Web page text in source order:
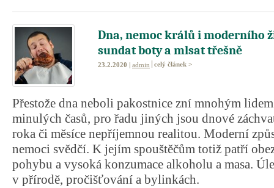
Dna, nemoc králů i moderního
sundat boty a mlsat třešně
23.2.2020 | admin celý článek >
Přestože dna neboli pakostnice zní mnohým
minulých časů, pro řadu jiných jsou dnové
roka či měsíce nepříjemnou realitou. Moderní
nemoci svědčí. K jejím spouštěčům totiž patří
pohybu a vysoká konzumace alkoholu a masa.
v přírodě, pročišťování a bylinkách.